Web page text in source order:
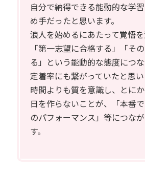
自分で納得できる能動的な学
め手だったと思います。
浪人を始めるにあたって覚悟
「第一志望に合格する」「そ
る」という能動的な態度につ
定着率にも繋がっていたと思い
時間よりも質を意識し、とに
日を作らないことが、「本番
のパフォーマンス」等につな
す。